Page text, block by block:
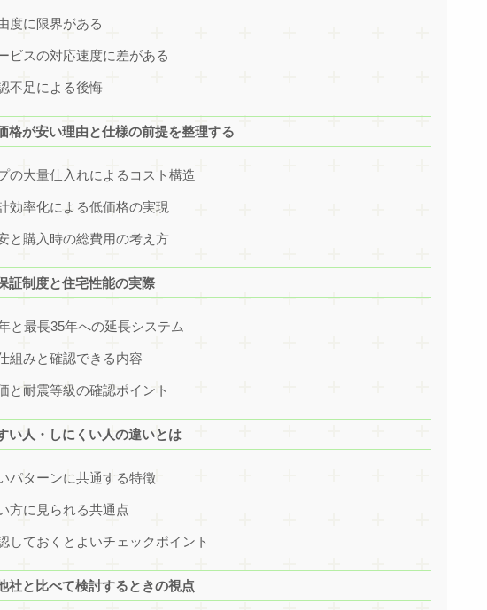
度に限界がある
ビスの対応速度に差がある
不足による後悔
格が安い理由と仕様の前提を整理する
の大量仕入れによるコスト構造
効率化による低価格の実現
と購入時の総費用の考え方
証制度と住宅性能の実際
と最長35年への延長システム
組みと確認できる内容
と耐震等級の確認ポイント
い人・しにくい人の違いとは
パターンに共通する特徴
方に見られる共通点
しておくとよいチェックポイント
社と比べて検討するときの視点